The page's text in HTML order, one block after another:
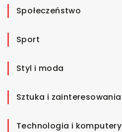
Społeczeństwo
Sport
Styl i moda
Sztuka i zainteresowania
Technologia i komputery